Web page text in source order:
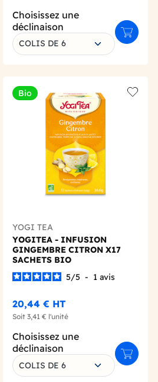
panier
Choisissez une
déclinaison
COLIS DE 6
Ajouter
wishlist
panier
Bio
YOGI TEA
YOGITEA - INFUSION
GINGEMBRE CITRON X17
SACHETS BIO
5/5 - 1 avis
20,44 € HT
Soit 3,41 € l'unité
Choisissez une
déclinaison
COLIS DE 6
Ajouter